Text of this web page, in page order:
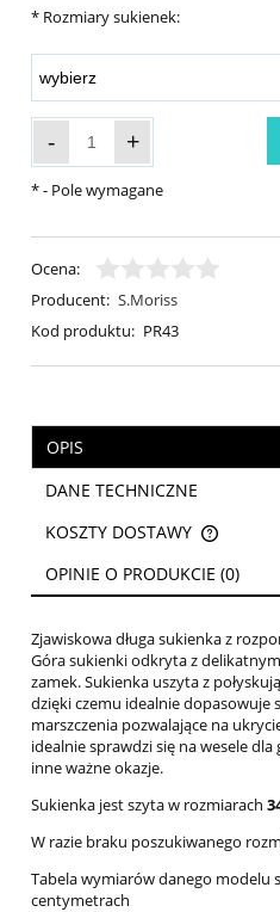
* Rozmiary sukienek:
- +
*- Pole wymagane
Ocena:
Producent: S.Moriss
Kod produktu: PR43
OPIS
DANE TECHNICZNE
KOSZTY DOSTAWY
CENA NIE ZAWIERA
OPINIE O PRODUKCIE (0)
Zjawiskowa długa sukienka z
Góra sukienki odkryta z
zamek. Sukienka uszyta z
dzięki czemu idealnie dopasowuje
marszczenia pozwalające na
idealnie sprawdzi się na wesele
inne ważne okazje.
Sukienka jest szyta w rozmiarach
W razie braku poszukiwanego
Tabela wymiarów danego modelu
centymetrach